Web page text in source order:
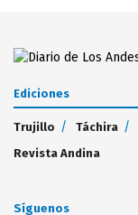
Ediciones
Trujillo Táchira
Revista Andina
Síguenos